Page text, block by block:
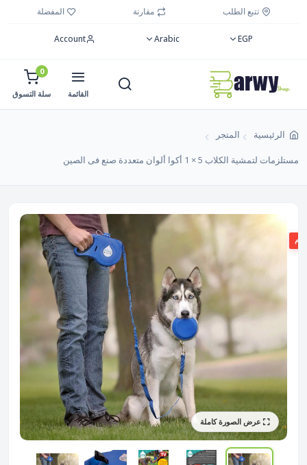
تتبع الطلب مقارنة المفضلة
EGP
Arabic
Account
القائمة
0
سلة التسوق
الرئيسية المتجر
مستلزمات لتمشية الكلاب 5 × 1 أكوا ألوان متعددة صنع فى الصين